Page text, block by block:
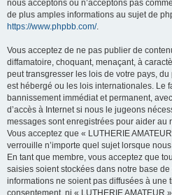
nous acceptons ou n’acceptons pas
de plus amples informations au sujet de
https://www.phpbb.com/.
Vous acceptez de ne pas publier de
diffamatoire, choquant, menaçant, à
peut transgresser les lois de votre pays, du
est hébergé ou les lois internationales. Le
bannissement immédiat et permanent,
d’accès à Internet si nous le jugeons
messages sont enregistrées pour aider au
Vous acceptez que « LUTHERIE
verrouille n’importe quel sujet lorsque
En tant que membre, vous acceptez que
saisies soient stockées dans notre base
informations ne soient pas diffusées à une
consentement, ni « LUTHERIE AMATEUR